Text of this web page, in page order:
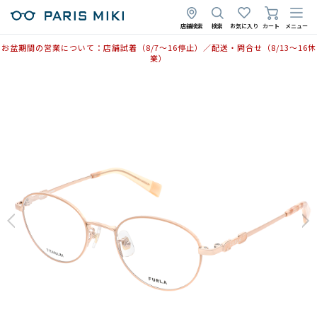
店舗検索 検索 お気に入り カート メニュー
お盆期間の営業について：店舗試着（8/7〜16停止）／配送・問合せ（8/13〜16休
業）